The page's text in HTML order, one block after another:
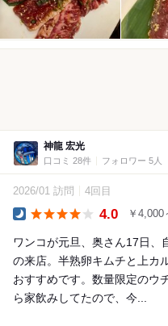
神龍 宏光
口コミ 28件 フォロワー 5人
2026/01 訪問 4回目
4.0 ￥4,000
ワンコが元旦、奥さん17日、
の来店。半熟卵キムチと上カ
おすすめです。数量限定のウ
ら家飲みしてたので、今...